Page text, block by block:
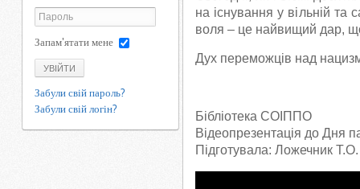
на існування у вільній та
воля – це найвищий дар, що
Дух переможців над
Бібліотека СОІППО
Відеопрезентація до Дня
Підготувала: Ложечник Т.О.
Запам'ятати мене
УВІЙТИ
Забули свій пароль?
Забули свій логін?